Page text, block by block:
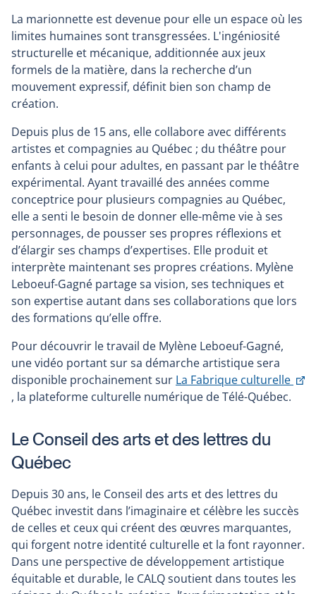
La marionnette est devenue pour elle un espace où les
limites humaines sont transgressées. L'ingéniosité
structurelle et mécanique, additionnée aux jeux
formels de la matière, dans la recherche d’un
mouvement expressif, définit bien son champ de
création.
Depuis plus de 15 ans, elle collabore avec différents
artistes et compagnies au Québec ; du théâtre pour
enfants à celui pour adultes, en passant par le théâtre
expérimental. Ayant travaillé des années comme
conceptrice pour plusieurs compagnies au Québec,
elle a senti le besoin de donner elle-même vie à ses
personnages, de pousser ses propres réflexions et
d’élargir ses champs d’expertises. Elle produit et
interprète maintenant ses propres créations. Mylène
Leboeuf-Gagné partage sa vision, ses techniques et
son expertise autant dans ses collaborations que lors
des formations qu’elle offre.
Pour découvrir le travail de Mylène Leboeuf-Gagné,
une vidéo portant sur sa démarche artistique sera
disponible prochainement sur La Fabrique culturelle
This
will
open
in
new
window
, la plateforme culturelle numérique de Télé-Québec.
Le Conseil des arts et des lettres du
Québec
Depuis 30 ans, le Conseil des arts et des lettres du
Québec investit dans l’imaginaire et célèbre les succès
de celles et ceux qui créent des œuvres marquantes,
qui forgent notre identité culturelle et la font rayonner.
Dans une perspective de développement artistique
équitable et durable, le CALQ soutient dans toutes les